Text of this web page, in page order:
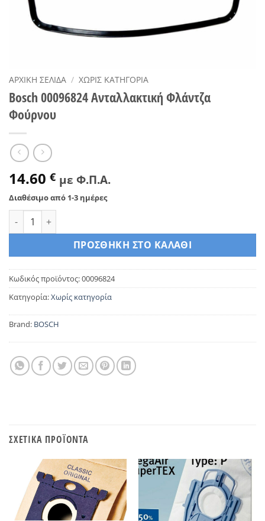
ΑΡΧΙΚΉ ΣΕΛΊΔΑ / ΧΩΡΊΣ ΚΑΤΗΓΟΡΊΑ
Bosch 00096824 Ανταλλακτική Φλάντζα
Φούρνου
14.60 € με Φ.Π.Α.
Διαθέσιμο από 1-3 ημέρες
Bosch 00096824 Ανταλλακτική Φλάντζα Φούρνου ποσότητα
ΠΡΟΣΘΉΚΗ ΣΤΟ ΚΑΛΆΘΙ
Κωδικός προϊόντος:00096824
Κατηγορία:Χωρίς κατηγορία
Brand: BOSCH
ΣΧΕΤΙΚΆ ΠΡΟΪΌΝΤΑ